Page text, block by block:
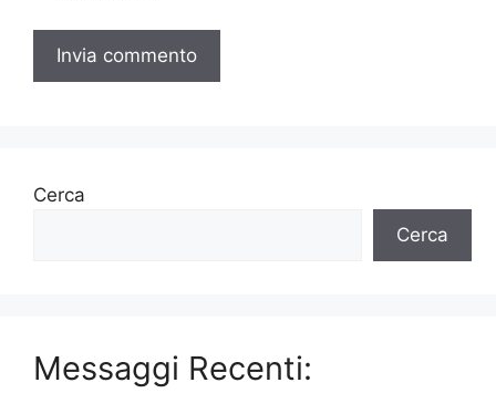
Cerca
Cerca
Messaggi Recenti: